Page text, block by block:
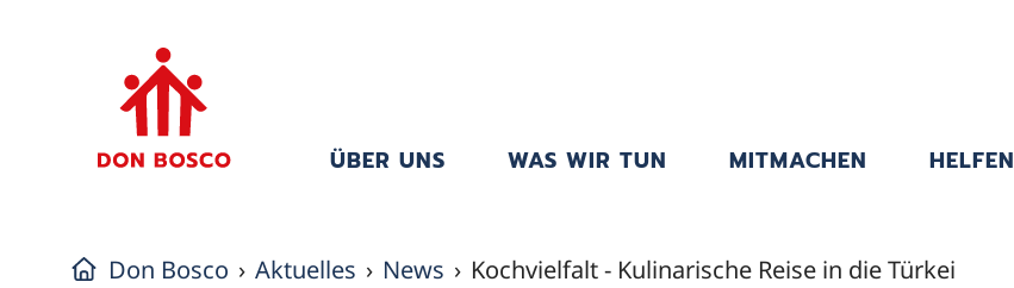
ÜBER UNS WAS WIR TUN MITMACHEN HELFEN
Don Bosco Aktuelles News Kochvielfalt - Kulinarische Reise in die Türkei